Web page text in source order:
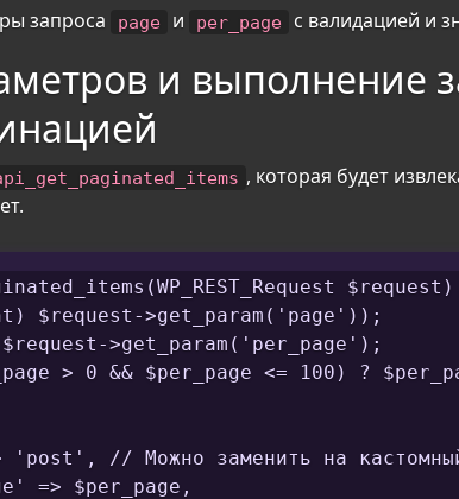
запроса page и per_page с валидацией и
и выполнение
, которая будет
$request->get_param('page'));
>get_param('per_page');
> 0 && $per_page <= 100) ?
'post', // Можно заменить на
=> $per_page,